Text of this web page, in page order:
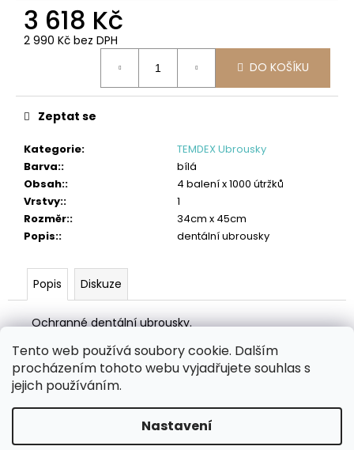
Tento web používá soubory cookie. Dalším
procházením tohoto webu vyjadřujete souhlas s
jejich používáním.
Nastavení
3 618 Kč
2 990 Kč bez DPH
DO KOŠÍKU
Kategorie:
TEMDEX Ubrousky
Barva::
bílá
Obsah::
4 balení x 1000 útržků
Vrstvy::
1
Rozměr::
34cm x 45cm
Popis:: dentální ubrousky
Zeptat se
Popis Diskuze
Ochranné dentální ubrousky.
o
p
o
č
u
e
m
e
TORK
PRŮMYSLOVÁ
ČISTICÍ
W4
LOW-
LINT
4
242
Kč
á Zboží.cz Heureka.cz